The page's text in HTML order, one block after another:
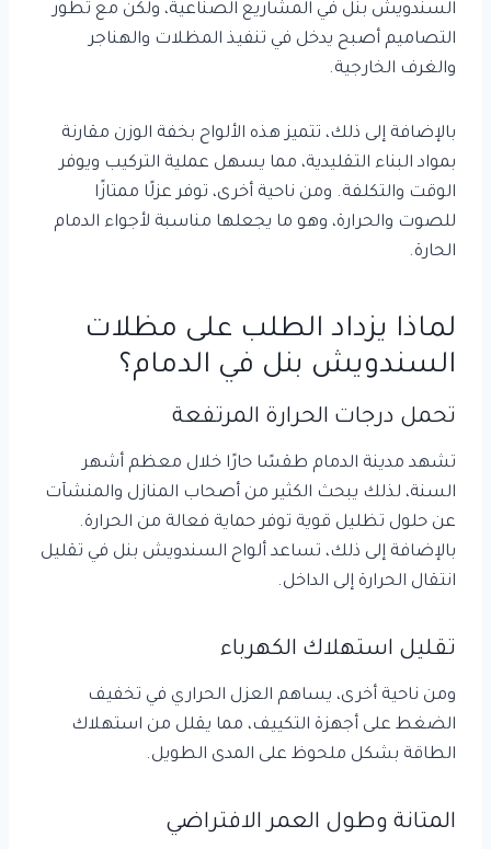
السندويش بنل في المشاريع الصناعية، ولكن مع تطور
التصاميم أصبح يدخل في تنفيذ المظلات والهناجر
والغرف الخارجية.
بالإضافة إلى ذلك، تتميز هذه الألواح بخفة الوزن مقارنة
بمواد البناء التقليدية، مما يسهل عملية التركيب ويوفر
الوقت والتكلفة. ومن ناحية أخرى، توفر عزلًا ممتازًا
للصوت والحرارة، وهو ما يجعلها مناسبة لأجواء الدمام
الحارة.
لماذا يزداد الطلب على مظلات
السندويش بنل في الدمام؟
تحمل درجات الحرارة المرتفعة
تشهد مدينة الدمام طقسًا حارًا خلال معظم أشهر
السنة، لذلك يبحث الكثير من أصحاب المنازل والمنشآت
عن حلول تظليل قوية توفر حماية فعالة من الحرارة.
بالإضافة إلى ذلك، تساعد ألواح السندويش بنل في تقليل
انتقال الحرارة إلى الداخل.
تقليل استهلاك الكهرباء
ومن ناحية أخرى، يساهم العزل الحراري في تخفيف
الضغط على أجهزة التكييف، مما يقلل من استهلاك
الطاقة بشكل ملحوظ على المدى الطويل.
المتانة وطول العمر الافتراضي